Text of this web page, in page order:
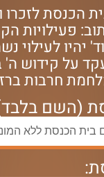
הכנסת לזכרו
פעילויות
יהיו לעילוי
על קידוש
חרבות
(השם